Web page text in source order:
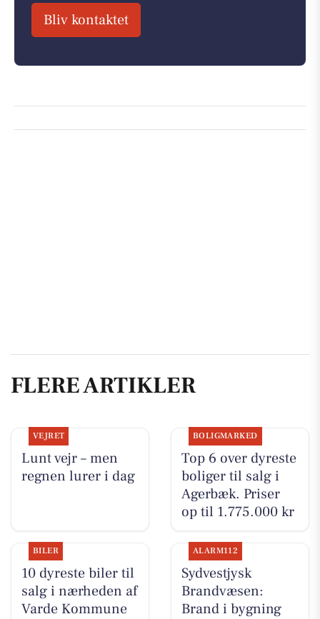
Bliv kontaktet
FLERE ARTIKLER
VEJRET
Lunt vejr – men
regnen lurer i dag
BOLIGMARKED
Top 6 over dyreste
boliger til salg i
Agerbæk. Priser
op til 1.775.000 kr
BILER
10 dyreste biler til
salg i nærheden af
Varde Kommune
ALARM112
Sydvestjysk
Brandvæsen:
Brand i bygning